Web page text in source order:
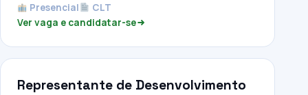
Presencial CLT
Ver vaga e candidatar-se
Representante de Desenvolvimento